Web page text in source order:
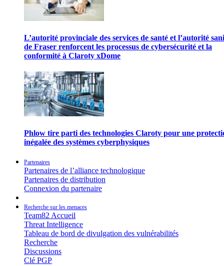
L’autorité provinciale des services de santé et l’autorité
de Fraser renforcent les processus de cybersécurité et la
conformité à Claroty xDome
Phlow tire parti des technologies Claroty pour une
inégalée des systèmes cyberphysiques
Partenaires
Partenaires de l’alliance technologique
Partenaires de distribution
Connexion du partenaire
Recherche sur les menaces
Team82 Accueil
Threat Intelligence
Tableau de bord de divulgation des vulnérabilités
Recherche
Discussions
Clé PGP